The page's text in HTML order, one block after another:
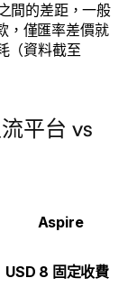
間的差距，一般
，僅匯率差價就
（資料截至
平台 vs
Aspire
USD 8 固定收費